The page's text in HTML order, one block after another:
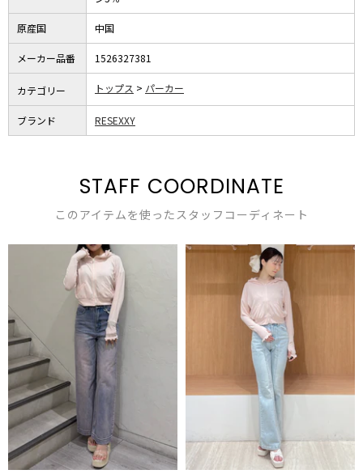
原産国 中国
メーカー品番 1526327381
カテゴリー トップス パーカー
ブランド RESEXXY
STAFF COORDINATE
このアイテムを使ったスタッフコーディネート